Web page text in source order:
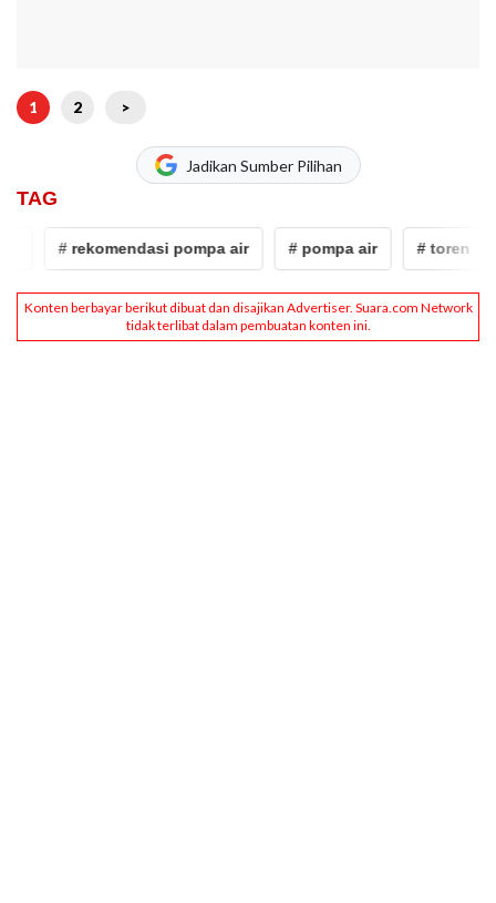
1 2 >
Jadikan Sumber Pilihan
TAG
# rekomendasi pompa air # pompa air # toren